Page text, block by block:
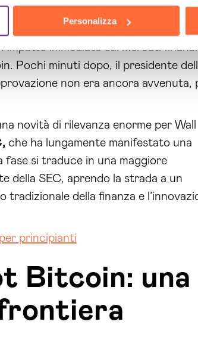
Personalizza
Securities and Exchange
confermava
l’approvazione degli
impatto immediato sui mercati
Pochi minuti dopo, il presidente
non era ancora avvenuta,
novità di rilevanza enorme per Wall
che ha lungamente manifestato una
si traduce in una maggiore
della SEC, aprendo la strada a un
della finanza e
principianti
Bitcoin: una